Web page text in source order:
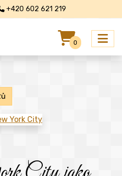
+420 602 621 219
0